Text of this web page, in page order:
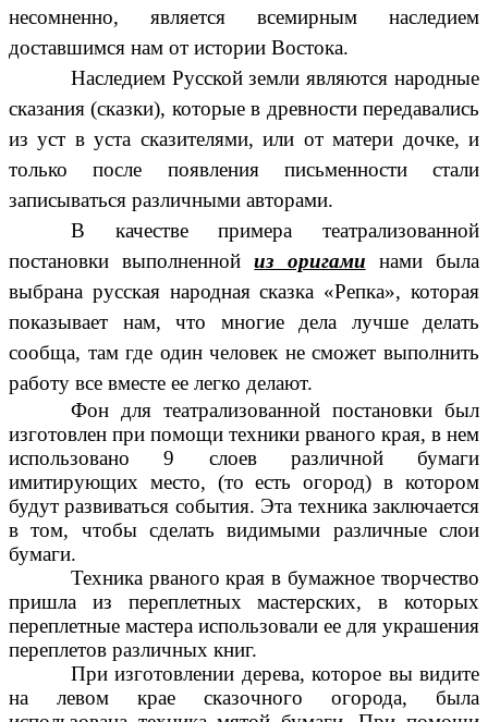
несомненно, является всемирным наследием
доставшимся нам от истории Востока.
Наследием Русской земли являются народные
сказания (сказки), которые в древности передавались
из уст в уста сказителями, или от матери дочке, и
только после появления письменности стали
записываться различными авторами.
В качестве примера театрализованной
постановки выполненнойиз оригами нами была
выбрана русская народная сказка «Репка», которая
показывает нам, что многие дела лучше делать
сообща, там где один человек не сможет выполнить
работу все вместе ее легко делают.
Фон для театрализованной постановки был
изготовлен при помощи техники рваного края, в нем
использовано 9 слоев различной бумаги
имитирующих место, (то есть огород) в котором
будут развиваться события. Эта техника заключается
в том, чтобы сделать видимыми различные слои
бумаги.
Техника рваного края в бумажное творчество
пришла из переплетных мастерских, в которых
переплетные мастера использовали ее для украшения
переплетов различных книг.
При изготовлении дерева, которое вы видите
на левом крае сказочного огорода, была